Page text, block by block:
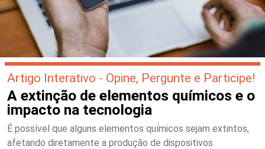
Artigo Interativo - Opine, Pergunte e Participe!
A extinção de elementos químicos e o
impacto na tecnologia
É possível que alguns elementos químicos sejam extintos,
afetando diretamente a produção de dispositivos